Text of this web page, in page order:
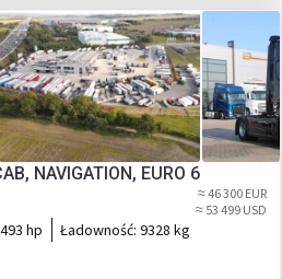
NAVIGATION, EURO 6
≈ 46 300 EUR
≈ 53 499 USD
493 hp Ładowność: 9328 kg